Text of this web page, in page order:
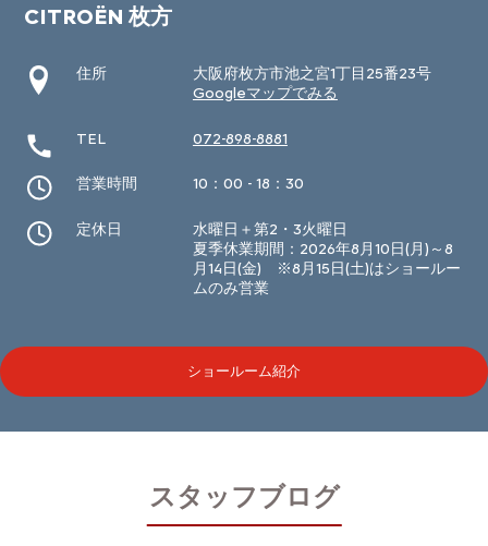
CITROËN 枚方
住所
大阪府枚方市池之宮1丁目25番23号
Googleマップでみる
TEL 072-898-8881
営業時間 10：00 - 18：30
定休日
水曜日＋第2・3火曜日
夏季休業期間：2026年8月10日(月)～8
月14日(金) ※8月15日(土)はショールー
ムのみ営業
ショールーム紹介
スタッフブログ